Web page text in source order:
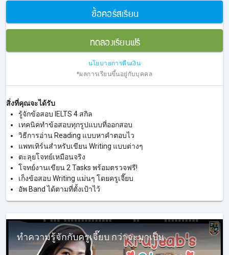
ซื้อคอร์สเรียน
ทดลองเรียนฟรี
นโยบายการคืนเงิน
*ผลการเรียนขึ้นอยู่กับบุคคล
สิ่งที่คุณจะได้รับ
รู้จักข้อสอบ IELTS 4 สกิล
เทคนิคทำข้อสอบทุกรูปแบบที่ออกสอบ
วิธีการอ่าน Reading แบบหาคำตอบไว
แพทเทิร์นสำหรับเขียน Writing แบบต่างๆ
ตะลุยโจทย์เหมือนจริง
โจทย์งานเขียน 2 Tasks พร้อมตรวจฟรี!
เก็งข้อสอบ Writing แม่นๆ โดยครูเจี๊ยบ
อัพ Band ได้ตามที่ตั้งเป้าไว้
ทำความรู้จักกับครูเจี๊ยบ กว่าจะมาเป็น KruJeab InterHub ในทุกวันนี้ ต้องผ่านอะไรบ้าง #ครูเจี๊ยบIELTS